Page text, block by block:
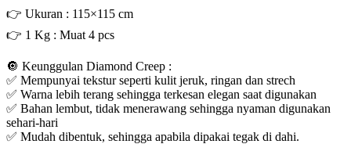
👉 Ukuran : 115×115 cm
👉 1 Kg : Muat 4 pcs
🔘 Keunggulan Diamond Creep :
✅ Mempunyai tekstur seperti kulit jeruk, ringan dan strech
✅ Warna lebih terang sehingga terkesan elegan saat digunakan
✅ Bahan lembut, tidak menerawang sehingga nyaman digunakan
sehari-hari
✅ Mudah dibentuk, sehingga apabila dipakai tegak di dahi.